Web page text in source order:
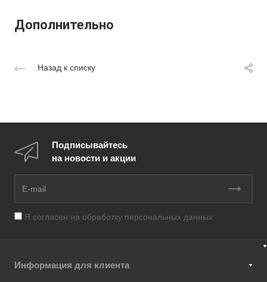
Дополнительно
Назад к списку
Подписывайтесь
на новости и акции
Я согласен на обработку персональных данных
Информация для клиента